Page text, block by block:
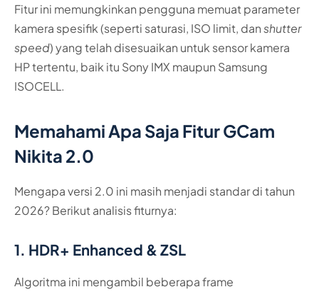
Fitur ini memungkinkan pengguna memuat parameter
kamera spesifik (seperti saturasi, ISO limit, danshutter
speed) yang telah disesuaikan untuk sensor kamera
HP tertentu, baik itu Sony IMX maupun Samsung
ISOCELL.
Memahami Apa Saja Fitur GCam
Nikita 2.0
Mengapa versi 2.0 ini masih menjadi standar di tahun
2026? Berikut analisis fiturnya:
1. HDR+ Enhanced & ZSL
Algoritma ini mengambil beberapa frame